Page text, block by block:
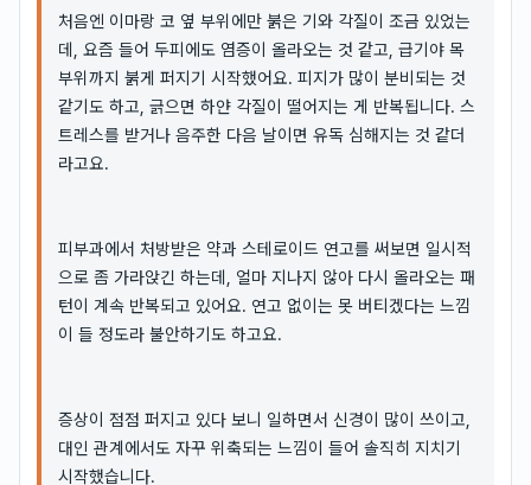
처음엔 이마랑 코 옆 부위에만 붉은 기와 각질이 조금 있었는
데, 요즘 들어 두피에도 염증이 올라오는 것 같고, 급기야 목
부위까지 붉게 퍼지기 시작했어요. 피지가 많이 분비되는 것
같기도 하고, 긁으면 하얀 각질이 떨어지는 게 반복됩니다. 스
트레스를 받거나 음주한 다음 날이면 유독 심해지는 것 같더
라고요.
피부과에서 처방받은 약과 스테로이드 연고를 써보면 일시적
으로 좀 가라앉긴 하는데, 얼마 지나지 않아 다시 올라오는 패
턴이 계속 반복되고 있어요. 연고 없이는 못 버티겠다는 느낌
이 들 정도라 불안하기도 하고요.
증상이 점점 퍼지고 있다 보니 일하면서 신경이 많이 쓰이고,
대인 관계에서도 자꾸 위축되는 느낌이 들어 솔직히 지치기
시작했습니다.